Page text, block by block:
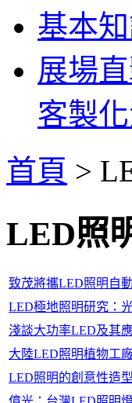
基本
展場
客製
首頁 >
LED照
致茂將攜LED照明自
LED極地照明研究：
淺談大功率LED及其
大陸LED照明植物工
LED照明的創意性造